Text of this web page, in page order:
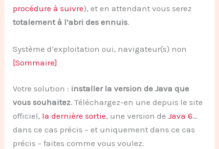
procédure à suivre), et en attendant vous serez
totalement à l’abri des ennuis.
Système d’exploitation oui, navigateur(s) non
[Sommaire]
Votre solution : installer la version de Java que
vous souhaitez. Téléchargez-en une depuis le site
officiel, la dernière sortie, une version deJava 6…
dans ce cas précis – et uniquement dans ce cas
précis – faites comme vous voulez.